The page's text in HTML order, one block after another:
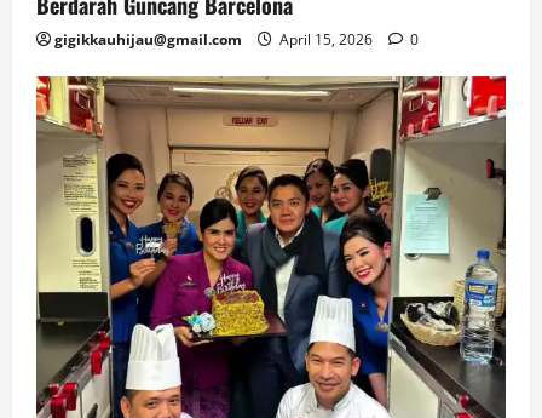
gigikkauhijau@gmail.com April 15, 2026 0